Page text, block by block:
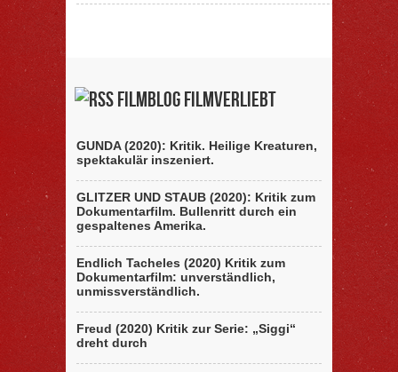
Filmblog filmverliebt
GUNDA (2020): Kritik. Heilige Kreaturen,
spektakulär inszeniert.
GLITZER UND STAUB (2020): Kritik zum
Dokumentarfilm. Bullenritt durch ein
gespaltenes Amerika.
Endlich Tacheles (2020) Kritik zum
Dokumentarfilm: unverständlich,
unmissverständlich.
Freud (2020) Kritik zur Serie: „Siggi“
dreht durch